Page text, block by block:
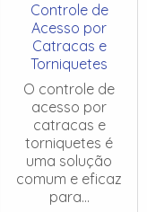
Controle de
Acesso por
Catracas e
Torniquetes
O controle de
acesso por
catracas e
torniquetes é
uma solução
comum e eficaz
para...